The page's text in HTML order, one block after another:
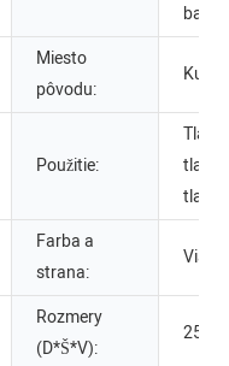
Miesto
pôvodu:
Použitie:
Farba a
strana:
Rozmery
(D*Š*V):